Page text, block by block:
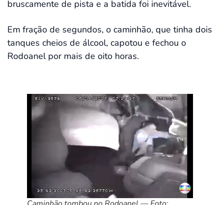
bruscamente de pista e a batida foi inevitável.
Em fração de segundos, o caminhão, que tinha dois
tanques cheios de álcool, capotou e fechou o
Rodoanel por mais de oito horas.